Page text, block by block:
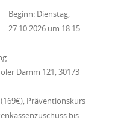
Beginn: Dienstag,
27.10.2026 um 18:15
Damm 121, 30173
Präventionskurs
bis